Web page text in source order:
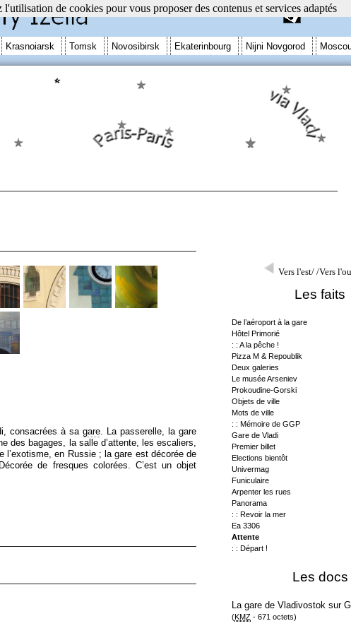
Krasnoiarsk Tomsk Novosibirsk Ekaterinbourg Nijni Novgorod
consacrées à sagare . La passerelle, la gare
des bagages, la salle d’attente, les escaliers,
en Russie ; la gare est décorée de
de fresques colorées. C’est un objet
Vers l'est/ /Vers
Les faits
De l’aéroport à la gare
Hôtel Primorié
: : A la pêche !
Pizza M & Repoublik
Deux galeries
Le musée Arseniev
Prokoudine-Gorski
Objets de ville
Mots de ville
: : Mémoire de GGP
Gare de Vladi
Premier billet
Elections bientôt
Univermag
Funiculaire
Arpenter les rues
Panorama
: : Revoir la mer
Ea 3306
Attente
: : Départ !
Les docs
La gare de Vladivostok sur
(KMZ - 671 octets)
de cookies pour vous proposer des contenus et services adaptés